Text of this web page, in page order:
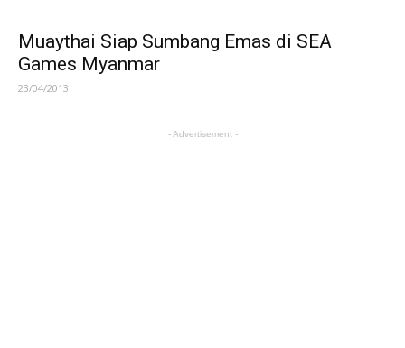
Muaythai Siap Sumbang Emas di SEA
Games Myanmar
23/04/2013
- Advertisement -